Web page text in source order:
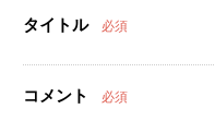
タイトル 必須
コメント 必須